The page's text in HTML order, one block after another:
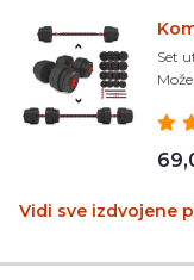
Set
Vidi sve izdvojene